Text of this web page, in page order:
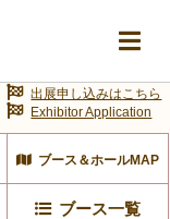
ブース＆ホールMAP
ブース一覧
出展申し込みはこちら
Exhibitor Application